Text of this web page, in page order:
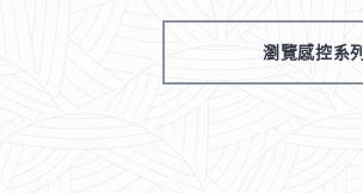
瀏覽感控系列